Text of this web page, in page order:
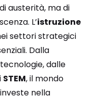
austerità, ma di
L’istruzione
settori strategici
Dalla
dalle
STEM, il mondo
nella